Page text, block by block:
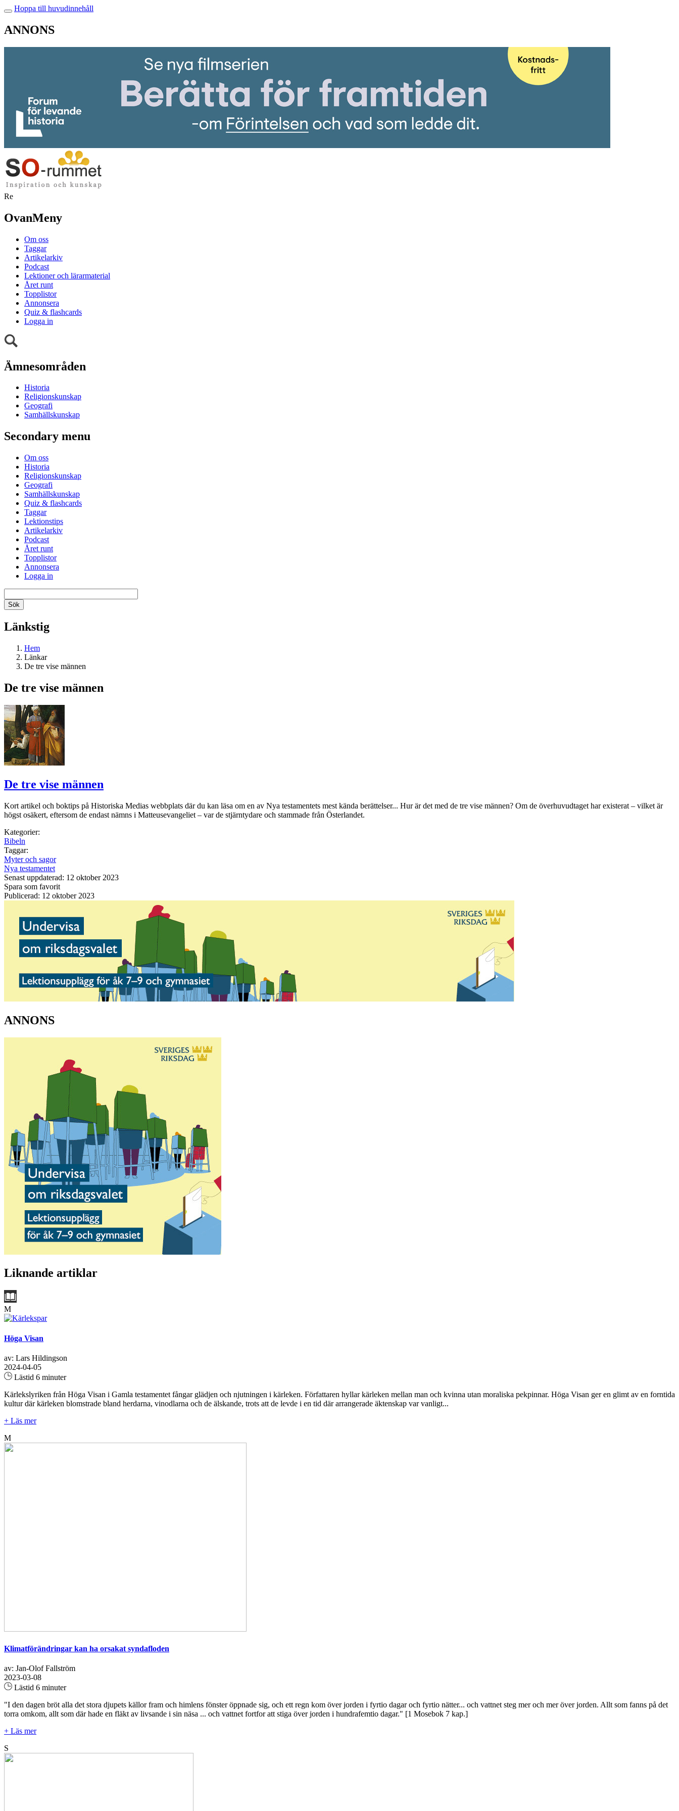
Hoppa till huvudinnehåll
ANNONS
Re
OvanMeny
Om oss
Taggar
Artikelarkiv
Podcast
Lektioner och lärarmaterial
Året runt
Topplistor
Annonsera
Quiz & flashcards
Logga in
Ämnesområden
Historia
Religionskunskap
Geografi
Samhällskunskap
Secondary menu
Om oss
Historia
Religionskunskap
Geografi
Samhällskunskap
Quiz & flashcards
Taggar
Lektionstips
Artikelarkiv
Podcast
Året runt
Topplistor
Annonsera
Logga in
Länkstig
Hem
Länkar
De tre vise männen
De tre vise männen
De tre vise männen
Kort artikel och boktips på Historiska Medias webbplats där du kan läsa om en av Nya testamentets mest kända berättelser... Hur är det med de tre vise männen? Om de överhuvudtaget har existerat – vilket är
högst osäkert, eftersom de endast nämns i Matteusevangeliet – var de stjärntydare och stammade från Österlandet.
Kategorier:
Bibeln
Taggar:
Myter och sagor
Nya testamentet
Senast uppdaterad: 12 oktober 2023
Spara som favorit
Publicerad: 12 oktober 2023
ANNONS
Liknande artiklar
M
Höga Visan
av: Lars Hildingson
2024-04-05
Lästid 6 minuter
Kärlekslyriken från Höga Visan i Gamla testamentet fångar glädjen och njutningen i kärleken. Författaren hyllar kärleken mellan man och kvinna utan moraliska pekpinnar. Höga Visan ger en glimt av en forntida
kultur där kärleken blomstrade bland herdarna, vinodlarna och de älskande, trots att de levde i en tid där arrangerade äktenskap var vanligt...
+ Läs mer
M
Klimatförändringar kan ha orsakat syndafloden
av: Jan-Olof Fallström
2023-03-08
Lästid 6 minuter
"I den dagen bröt alla det stora djupets källor fram och himlens fönster öppnade sig, och ett regn kom över jorden i fyrtio dagar och fyrtio nätter... och vattnet steg mer och mer över jorden. Allt som fanns på det
torra omkom, allt som där hade en fläkt av livsande i sin näsa ... och vattnet fortfor att stiga över jorden i hundrafemtio dagar." [1 Mosebok 7 kap.]
+ Läs mer
S